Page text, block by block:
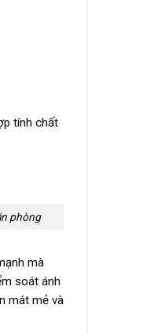
tính chất
phòng
mà
soát ánh
mát mẻ và